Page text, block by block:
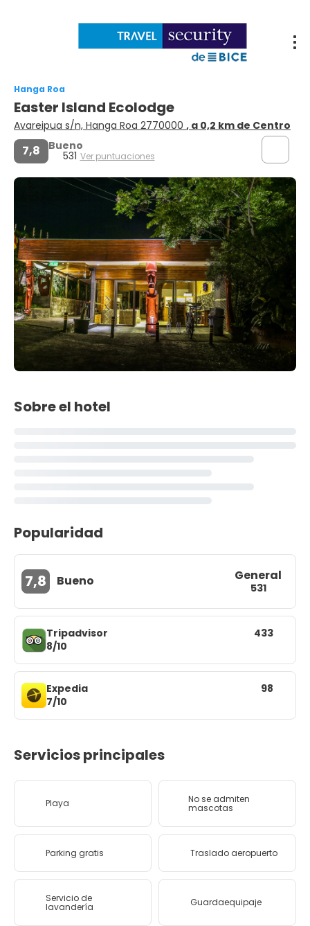
Hanga Roa
Easter Island Ecolodge
Avareipua s/n, Hanga Roa 2770000 , a 0,2 km de Centro
7,8 Bueno
531 Ver puntuaciones
Sobre el hotel
Popularidad
7,8 Bueno General
531
Tripadvisor
8/10
433
Expedia
7/10
98
Servicios principales
Playa No se admiten
mascotas
Parking gratis Traslado aeropuerto
Servicio de
lavandería Guardaequipaje